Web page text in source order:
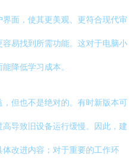
面，使其更美观、更符合现代审
易找到所需功能。这对于电脑小
降低学习成本。
但也不是绝对的。有时新版本可
导致旧设备运行缓慢。因此，建
改进内容；对于重要的工作环